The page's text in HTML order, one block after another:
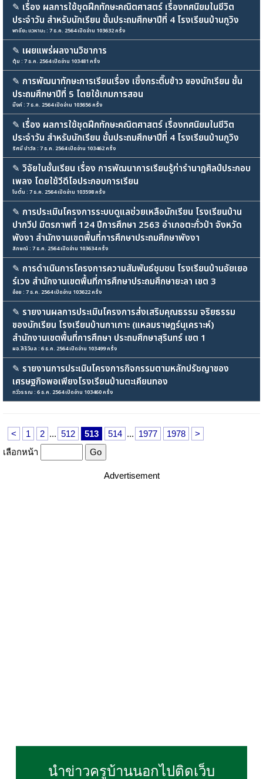
✎ เรื่อง ผลการใช้ชุดฝึกทักษะคณิตศาสตร์ เรื่องทศนิยมในชีวิต
ประจำวัน สำหรับนักเรียน ชั้นประถมศึกษาปีที่ 4 โรงเรียนบ้านกูวิง
พาดียะ แวหามะ : 7 ธ.ค. 2564 เปิดอ่าน 103632 ครั้ง
✎ เผยแพร่ผลงานวิชาการ
ตุ้ม : 7 ธ.ค. 2564 เปิดอ่าน 103481 ครั้ง
✎ การพัฒนาทักษะการเรียนเรื่อง เซิ้งกระติ๊บข้าว ของนักเรียน ชั้น
ประถมศึกษาปีที่ 5 โดยใช้เกมการสอน
มิ้งค์ : 7 ธ.ค. 2564 เปิดอ่าน 103656 ครั้ง
✎ เรื่อง ผลการใช้ชุดฝึกทักษะคณิตศาสตร์ เรื่องทศนิยมในชีวิต
ประจำวัน สำหรับนักเรียน ชั้นประถมศึกษาปีที่ 4 โรงเรียนบ้านกูวิง
รัศมี ปาวัล : 7 ธ.ค. 2564 เปิดอ่าน 103462 ครั้ง
✎ วิจัยในชั้นเรียน เรื่อง การพัฒนาการเรียนรู้ท่ารำนาฏศิลป์ประกอบ
เพลง โดยใช้วีดีโอประกอบการเรียน
โบตั๋น : 7 ธ.ค. 2564 เปิดอ่าน 103598 ครั้ง
✎ การประเมินโครงการระบบดูแลช่วยเหลือนักเรียน โรงเรียนบ้าน
ปากวีป มิตรภาพที่ 124 ปีการศึกษา 2563 อำเภอตะกั่วป่า จังหวัด
พังงา สำนักงานเขตพื้นที่การศึกษาประถมศึกษาพังงา
ลักษณ์ : 7 ธ.ค. 2564 เปิดอ่าน 103634 ครั้ง
✎ การดำเนินการโครงการความสัมพันธ์ชุมชน โรงเรียนบ้านอัยเยอ
ร์เวง สำนักงานเขตพื้นที่การศึกษาประถมศึกษายะลา เขต 3
อ๋อย : 7 ธ.ค. 2564 เปิดอ่าน 103622 ครั้ง
✎ รายงานผลการประเมินโครงการส่งเสริมคุณธรรม จริยธรรม
ของนักเรียน โรงเรียนบ้านกาเกาะ (แหลมราษฎร์นุเคราะห์)
สำนักงานเขตพื้นที่การศึกษา ประถมศึกษาสุรินทร์ เขต 1
ผอ.สิริวิมล : 6 ธ.ค. 2564 เปิดอ่าน 103499 ครั้ง
✎ รายงานการประเมินโครงการกิจกรรมตามหลักปรัชญาของ
เศรษฐกิจพอเพียงโรงเรียนบ้านตะเคียนทอง
ทวีวรรณ : 6 ธ.ค. 2564 เปิดอ่าน 103460 ครั้ง
< 1 2 ... 512 513 514 ... 1977 1978
>
เลือกหน้า
Advertisement
นำข่าวครูบ้านนอกไปติดเว็บ